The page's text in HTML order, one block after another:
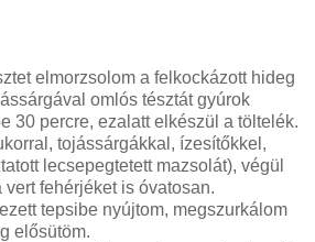
elmorzsolom a felkockázott hideg
omlós tésztát gyúrok
30 percre, ezalatt elkészül a töltelék.
tojássárgákkal, ízesítőkkel,
lecsepegtetett mazsolát), végül
fehérjéket is óvatosan.
tepsibe nyújtom, megszurkálom
elősütöm.